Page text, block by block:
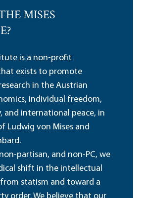
MISES
is a non-profit
exists to promote
in the Austrian
individual freedom,
and international peace, in
Ludwig von Mises and
partisan, and non-PC, we
shift in the intellectual
statism and toward a